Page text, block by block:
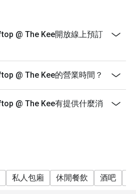
@ The Kee開放線上預訂
@ The Kee的營業時間？
@ The Kee有提供什麼消
私人包廂 休閒餐飲 酒吧